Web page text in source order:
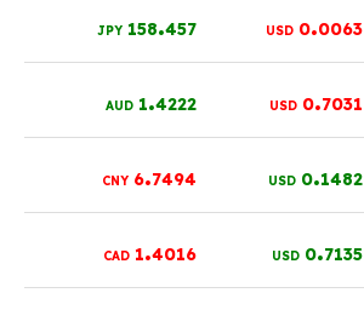
0.0063
USD
158.457
JPY
0.7031
USD
1.4222
AUD
0.1482
USD
6.7494
CNY
0.7135
USD
1.4016
CAD